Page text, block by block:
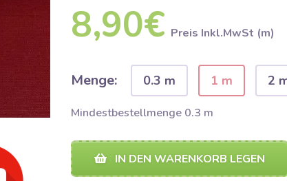
8,90€ Preis Inkl.MwSt (m)
Menge: 0.3 m 1 m 2
Mindestbestellmenge 0.3 m
IN DEN WARENKORB LEGEN